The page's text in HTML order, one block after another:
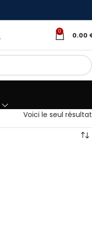
0 0.00
Voici le seul résultat